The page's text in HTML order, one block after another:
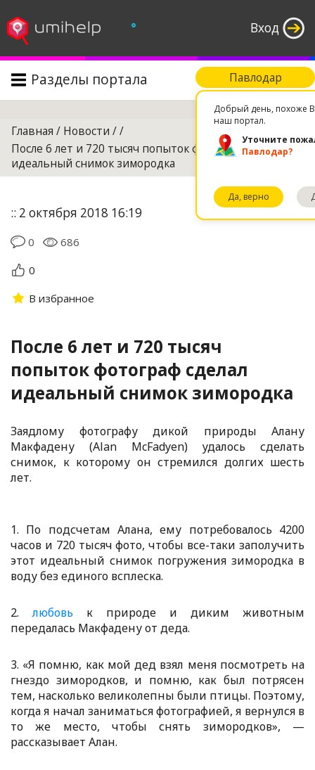
Вход
°
Павлодар
Добрый день, похоже
наш портал.
Уточните
Павлодар?
Да, верно
Разделы портала Поиск
Главная / Новости //
После 6 лет и 720 тысяч попыток фотограф сделал
идеальный снимок зимородка
:: 2 октября 2018 16:19
0
686
0
В избранное
После 6 лет и 720 тысяч
попыток фотограф сделал
идеальный снимок зимородка
Заядлому фотографу дикой природы Алану
Макфадену (Alan McFadyen) удалось сделать
снимок, к которому он стремился долгих шесть
лет.
1. По подсчетам Алана, ему потребовалось 4200
часов и 720 тысяч фото, чтобы все-таки заполучить
этот идеальный снимок погружения зимородка в
воду без единого всплеска.
2.любовь к природе и диким животным
передалась Макфадену от деда.
3. «Я помню, как мой дед взял меня посмотреть на
гнездо зимородков, и помню, как был потрясен
тем, насколько великолепны были птицы. Поэтому,
когда я начал заниматься фотографией, я вернулся в
то же место, чтобы снять зимородков», —
рассказывает Алан.